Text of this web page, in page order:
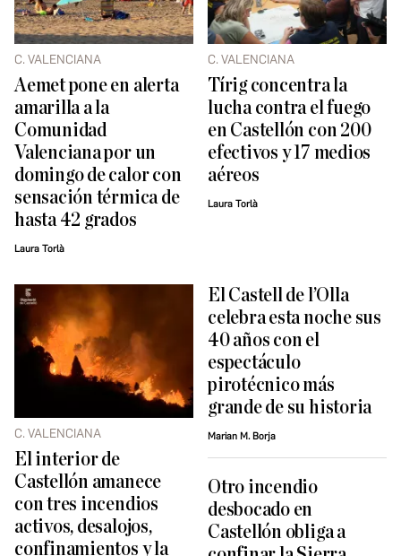
C. VALENCIANA
Aemet pone en alerta
amarilla a la
Comunidad
Valenciana por un
domingo de calor con
sensación térmica de
hasta 42 grados
Laura Torlà
C. VALENCIANA
Tírig concentra la
lucha contra el fuego
en Castellón con 200
efectivos y 17 medios
aéreos
Laura Torlà
C. VALENCIANA
El interior de
Castellón amanece
con tres incendios
activos, desalojos,
confinamientos y la
El Castell de l’Olla
celebra esta noche sus
40 años con el
espectáculo
pirotécnico más
grande de su historia
Marian M. Borja
Otro incendio
desbocado en
Castellón obliga a